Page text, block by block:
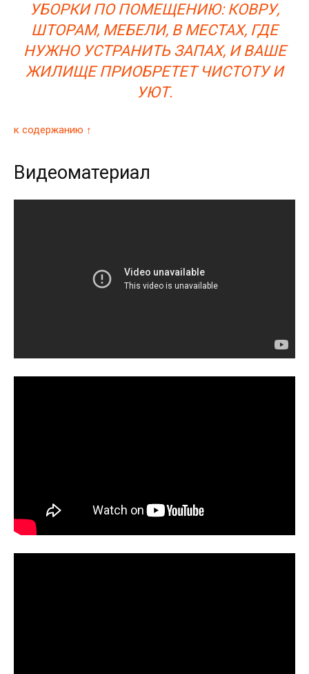
УБОРКИ ПО ПОМЕЩЕНИЮ: КОВРУ,
ШТОРАМ, МЕБЕЛИ, В МЕСТАХ, ГДЕ
НУЖНО УСТРАНИТЬ ЗАПАХ, И ВАШЕ
ЖИЛИЩЕ ПРИОБРЕТЕТ ЧИСТОТУ И
УЮТ.
к содержанию ↑
Видеоматериал